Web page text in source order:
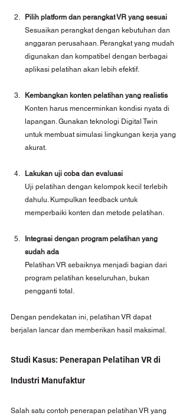
Pilih platform dan perangkat VR yang sesuai
Sesuaikan perangkat dengan kebutuhan dan
anggaran perusahaan. Perangkat yang mudah
digunakan dan kompatibel dengan berbagai
aplikasi pelatihan akan lebih efektif.
Kembangkan konten pelatihan yang realistis
Konten harus mencerminkan kondisi nyata di
lapangan. Gunakan teknologi Digital Twin
untuk membuat simulasi lingkungan kerja yang
akurat.
Lakukan uji coba dan evaluasi
Uji pelatihan dengan kelompok kecil terlebih
dahulu. Kumpulkan feedback untuk
memperbaiki konten dan metode pelatihan.
Integrasi dengan program pelatihan yang
sudah ada
Pelatihan VR sebaiknya menjadi bagian dari
program pelatihan keseluruhan, bukan
pengganti total.
Dengan pendekatan ini, pelatihan VR dapat
berjalan lancar dan memberikan hasil maksimal.
Studi Kasus: Penerapan Pelatihan VR di
Industri Manufaktur
Salah satu contoh penerapan pelatihan VR yang